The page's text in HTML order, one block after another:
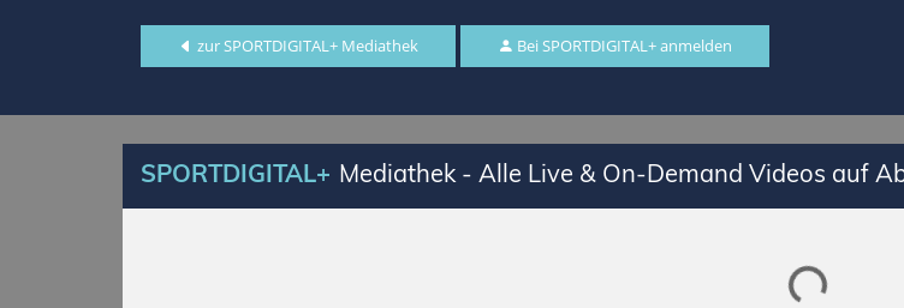
zur SPORTDIGITAL+ Mediathek Bei SPORTDIGITAL+ anmelden
SPORTDIGITAL+ Mediathek - Alle Live & On-Demand Videos auf
Lade SPORTDIGITAL+ Mediathek